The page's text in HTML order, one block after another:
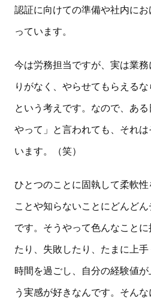
認証に向けての準備や社内に
っています。
今は労務担当ですが、実は業
りがなく、やらせてもらえるな
という考えです。なので、あ
やって」と言われても、それ
います。（笑）
ひとつのことに固執して柔軟
ことや知らないことにどんど
です。そうやって色んなこと
たり、失敗したり、たまに上
時間を過ごし、自分の経験値
う実感が好きなんです。そん